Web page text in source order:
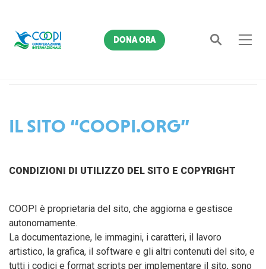
DONA ORA
IL SITO “COOPI.ORG”
CONDIZIONI DI UTILIZZO DEL SITO E COPYRIGHT
COOPI è proprietaria del sito, che aggiorna e gestisce
autonomamente.
La documentazione, le immagini, i caratteri, il lavoro
artistico, la grafica, il software e gli altri contenuti del sito, e
tutti i codici e format scripts per implementare il sito, sono